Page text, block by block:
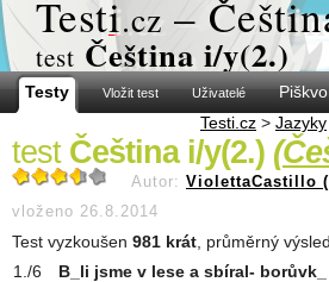
Testi.cz –
test Čeština i/y(2.)
Testy Vložit test Uživatelé
Testi.cz > Jazyky
test Čeština i/y(2.) (
Autor: ViolettaCastillo
vloženo 26.8.2014
Test vyzkoušen 981 krát , průměrný
B_li jsme v lese a sbíral- borůvk_